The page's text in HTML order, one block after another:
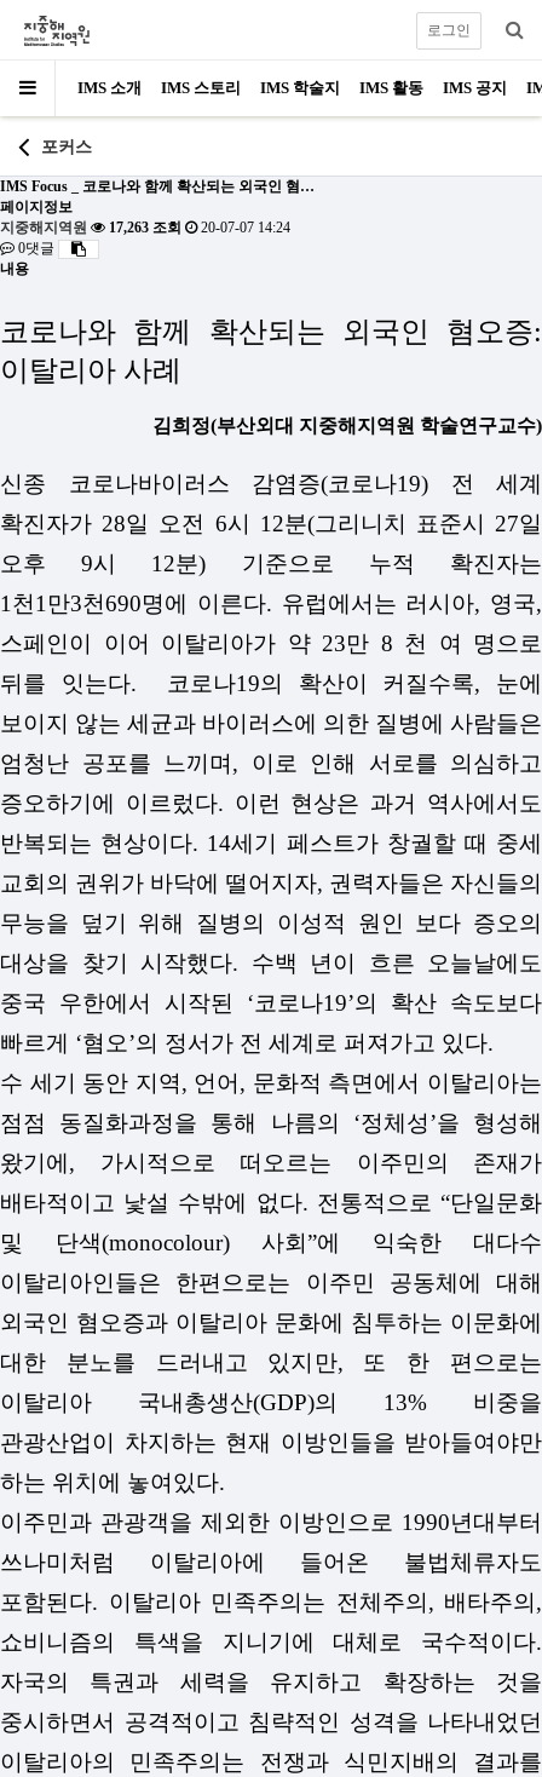
IMS 소개 IMS 스토리 IMS 학술지 IMS 활동 IMS 공지
로그인
포커스
IMS Focus _ 코로나와 함께 확산되는 외국인 혐…
페이지정보
지중해지역원
17,263 조회
20-07-07 14:24
0댓글
내용
코로나와 함께 확산되는 외국인 혐오증:
이탈리아 사례
김희정(부산외대 지중해지역원 학술연구교수)
신종 코로나바이러스 감염증(코로나19) 전 세계
확진자가 28일 오전 6시 12분(그리니치 표준시 27일
오후 9시 12분) 기준으로 누적 확진자는
1천1만3천690명에 이른다. 유럽에서는 러시아, 영국,
스페인이 이어 이탈리아가 약 23만 8 천 여 명으로
뒤를 잇는다. 코로나19의 확산이 커질수록, 눈에
보이지 않는 세균과 바이러스에 의한 질병에 사람들은
엄청난 공포를 느끼며, 이로 인해 서로를 의심하고
증오하기에 이르렀다. 이런 현상은 과거 역사에서도
반복되는 현상이다. 14세기 페스트가 창궐할 때 중세
교회의 권위가 바닥에 떨어지자, 권력자들은 자신들의
무능을 덮기 위해 질병의 이성적 원인 보다 증오의
대상을 찾기 시작했다. 수백 년이 흐른 오늘날에도
중국 우한에서 시작된 ‘코로나19’의 확산 속도보다
빠르게 ‘혐오’의 정서가 전 세계로 퍼져가고 있다.
수 세기 동안 지역, 언어, 문화적 측면에서 이탈리아는
점점 동질화과정을 통해 나름의 ‘정체성’을 형성해
왔기에, 가시적으로 떠오르는 이주민의 존재가
배타적이고 낯설 수밖에 없다. 전통적으로 “단일문화
및 단색(monocolour) 사회”에 익숙한 대다수
이탈리아인들은 한편으로는 이주민 공동체에 대해
외국인 혐오증과 이탈리아 문화에 침투하는 이문화에
대한 분노를 드러내고 있지만, 또 한 편으로는
이탈리아 국내총생산(GDP)의 13% 비중을
관광산업이 차지하는 현재 이방인들을 받아들여야만
하는 위치에 놓여있다.
이주민과 관광객을 제외한 이방인으로 1990년대부터
쓰나미처럼 이탈리아에 들어온 불법체류자도
포함된다. 이탈리아 민족주의는 전체주의, 배타주의,
쇼비니즘의 특색을 지니기에 대체로 국수적이다.
자국의 특권과 세력을 유지하고 확장하는 것을
중시하면서 공격적이고 침략적인 성격을 나타내었던
이탈리아의 민족주의는 전쟁과 식민지배의 결과를